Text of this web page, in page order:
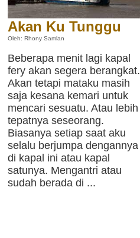
Akan Ku Tunggu
Oleh: Rhony Samlan
Beberapa menit lagi kapal
fery akan segera berangkat.
Akan tetapi mataku masih
saja kesana kemari untuk
mencari sesuatu. Atau lebih
tepatnya seseorang.
Biasanya setiap saat aku
selalu berjumpa dengannya
di kapal ini atau kapal
satunya. Mengantri atau
sudah berada di ...